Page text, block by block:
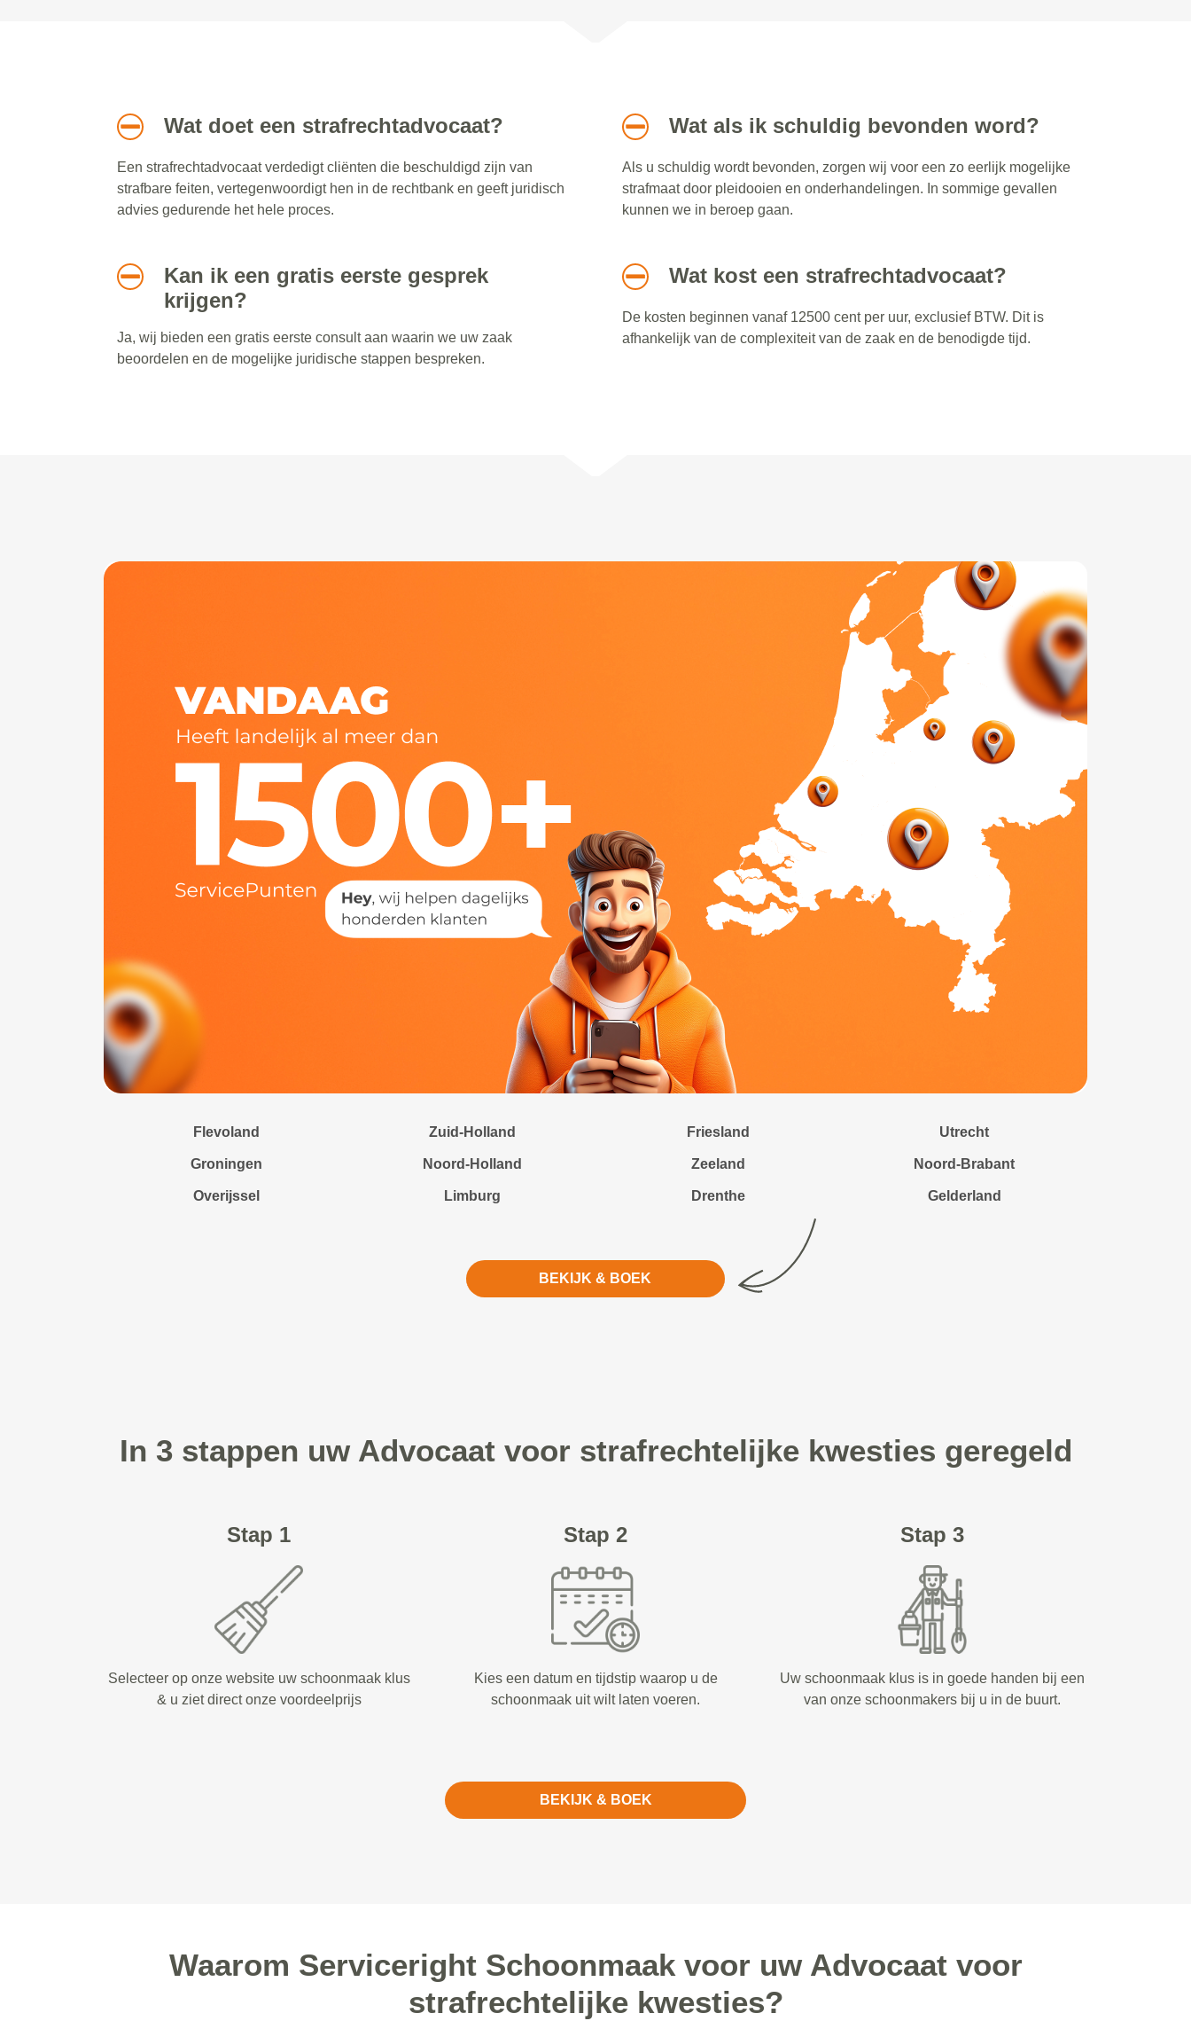
Wat doet een strafrechtadvocaat?
Een strafrechtadvocaat verdedigt cliënten die beschuldigd zijn van
strafbare feiten, vertegenwoordigt hen in de rechtbank en geeft juridisch
advies gedurende het hele proces.
Kan ik een gratis eerste gesprek
krijgen?
Ja, wij bieden een gratis eerste consult aan waarin we uw zaak
beoordelen en de mogelijke juridische stappen bespreken.
Wat als ik schuldig bevonden word?
Als u schuldig wordt bevonden, zorgen wij voor een zo eerlijk mogelijke
strafmaat door pleidooien en onderhandelingen. In sommige gevallen
kunnen we in beroep gaan.
Wat kost een strafrechtadvocaat?
De kosten beginnen vanaf 12500 cent per uur, exclusief BTW. Dit is
afhankelijk van de complexiteit van de zaak en de benodigde tijd.
Flevoland Zuid-Holland Friesland Utrecht
Groningen Noord-Holland Zeeland Noord-Brabant
Overijssel Limburg Drenthe Gelderland
BEKIJK & BOEK
In 3 stappen uw Advocaat voor strafrechtelijke kwesties geregeld
Stap 1
Selecteer op onze website uw schoonmaak klus
& u ziet direct onze voordeelprijs
Stap 2
Kies een datum en tijdstip waarop u de
schoonmaak uit wilt laten voeren.
Stap 3
Uw schoonmaak klus is in goede handen bij een
van onze schoonmakers bij u in de buurt.
BEKIJK & BOEK
Waarom Serviceright Schoonmaak voor uw Advocaat voor
strafrechtelijke kwesties?